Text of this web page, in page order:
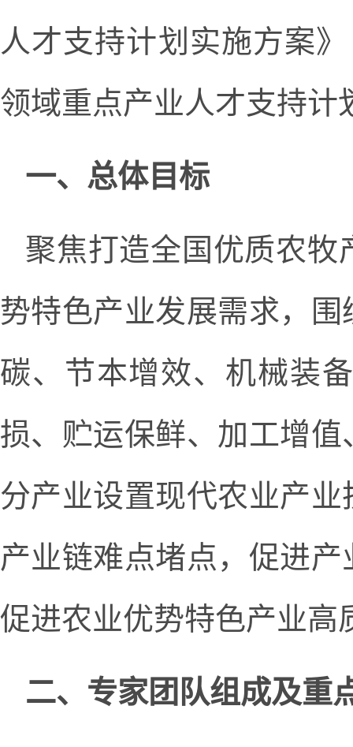
人才支持计划实施方案
领域重点产业人才支持计
一、总体目标
聚焦打造全国优质农牧
势特色产业发展需求，
碳、节本增效、机械装
损、贮运保鲜、加工增
分产业设置现代农业产
产业链难点堵点，促进
促进农业优势特色产业高
二、专家团队组成及重